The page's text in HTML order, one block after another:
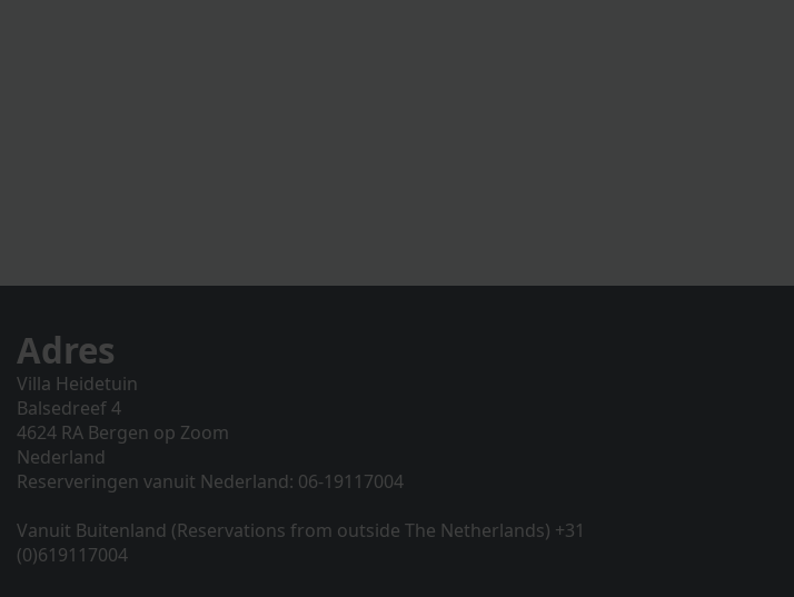
Adres
Villa Heidetuin
Balsedreef 4
4624 RA Bergen op Zoom
Nederland
Reserveringen vanuit Nederland: 06-19117004
Vanuit Buitenland (Reservations from outside The Netherlands) +31
(0)619117004